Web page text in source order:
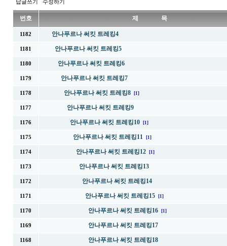
답글쓰기 수정하기
번호 제 목
1182 안나푸르나 써킷 트레킹4
1181 안나푸르나 써킷 트레킹5
1180 안나푸르나 써킷 트레킹6
1179 안나푸르나 써킷 트레킹7
1178 안나푸르나 써킷 트레킹8 [1]
1177 안나푸르나 써킷 트레킹9
1176 안나푸르나 써킷 트레킹10 [1]
1175 안나푸르나 써킷 트레킹11 [1]
1174 안나푸르나 써킷 트레킹12 [1]
1173 안나푸르나 써킷 트레킹13
1172 안나푸르나 써킷 트레킹14
1171 안나푸르나 써킷 트레킹15 [1]
1170 안나푸르나 써킷 트레킹16 [1]
1169 안나푸르나 써킷 트레킹17
1168 안나푸르나 써킷 트레킹18